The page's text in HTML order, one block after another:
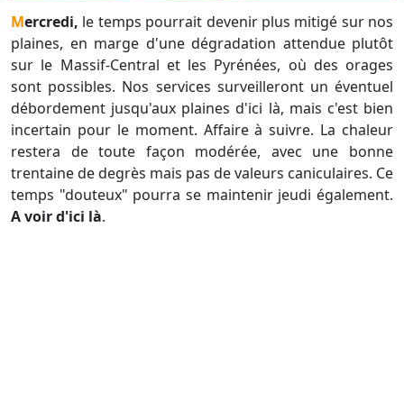
Mercredi, le temps pourrait devenir plus mitigé sur nos
plaines, en marge d'une dégradation attendue plutôt
sur le Massif-Central et les Pyrénées, où des orages
sont possibles. Nos services surveilleront un éventuel
débordement jusqu'aux plaines d'ici là, mais c'est bien
incertain pour le moment. Affaire à suivre. La chaleur
restera de toute façon modérée, avec une bonne
trentaine de degrès mais pas de valeurs caniculaires. Ce
temps "douteux" pourra se maintenir jeudi également.
A voir d'ici là.